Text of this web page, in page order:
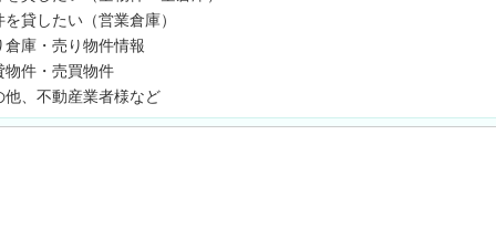
を貸したい（営業倉庫）
倉庫・売り物件情報
物件・売買物件
他、不動産業者様など